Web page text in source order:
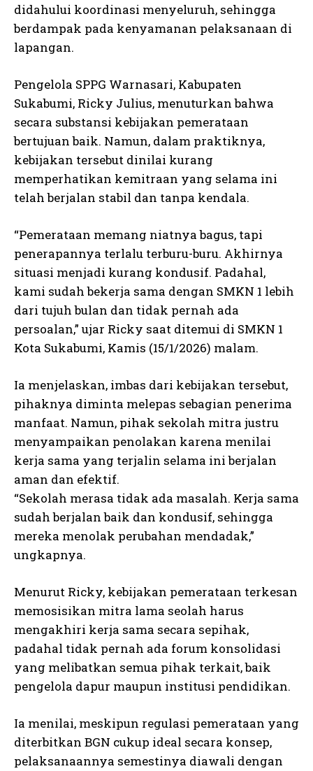
didahului koordinasi menyeluruh, sehingga
berdampak pada kenyamanan pelaksanaan di
lapangan.
Pengelola SPPG Warnasari, Kabupaten
Sukabumi, Ricky Julius, menuturkan bahwa
secara substansi kebijakan pemerataan
bertujuan baik. Namun, dalam praktiknya,
kebijakan tersebut dinilai kurang
memperhatikan kemitraan yang selama ini
telah berjalan stabil dan tanpa kendala.
“Pemerataan memang niatnya bagus, tapi
penerapannya terlalu terburu-buru. Akhirnya
situasi menjadi kurang kondusif. Padahal,
kami sudah bekerja sama dengan SMKN 1 lebih
dari tujuh bulan dan tidak pernah ada
persoalan,” ujar Ricky saat ditemui di SMKN 1
Kota Sukabumi, Kamis (15/1/2026) malam.
Ia menjelaskan, imbas dari kebijakan tersebut,
pihaknya diminta melepas sebagian penerima
manfaat. Namun, pihak sekolah mitra justru
menyampaikan penolakan karena menilai
kerja sama yang terjalin selama ini berjalan
aman dan efektif.
“Sekolah merasa tidak ada masalah. Kerja sama
sudah berjalan baik dan kondusif, sehingga
mereka menolak perubahan mendadak,”
ungkapnya.
Menurut Ricky, kebijakan pemerataan terkesan
memosisikan mitra lama seolah harus
mengakhiri kerja sama secara sepihak,
padahal tidak pernah ada forum konsolidasi
yang melibatkan semua pihak terkait, baik
pengelola dapur maupun institusi pendidikan.
Ia menilai, meskipun regulasi pemerataan yang
diterbitkan BGN cukup ideal secara konsep,
pelaksanaannya semestinya diawali dengan